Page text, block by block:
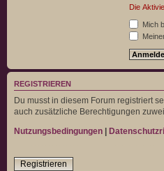
Die
Mich
REGISTRIEREN
Du musst in diesem Forum registriert
auch zusätzliche Berechtigungen
Nutzungsbedingungen |
Registrieren